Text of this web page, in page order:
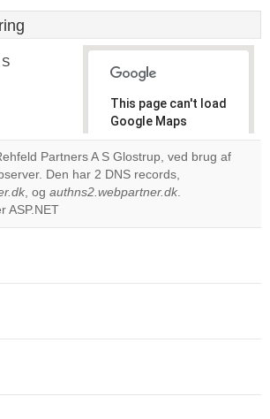
This page can't load
Google Maps
correctly.
Do you
own this
Partners A S Glostrup, ved brug af
Den har 2 DNS records,
, og authns2.webpartner.dk.
ASP.NET